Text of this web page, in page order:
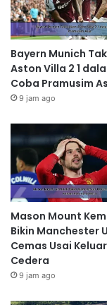
Bayern Munich
Aston Villa 2 1
Coba Pramusim
9 jam ago
Mason Mount
Bikin Manchester
Cemas Usai
Cedera
9 jam ago